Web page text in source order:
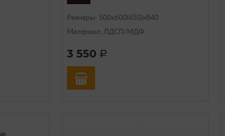
Размеры: 500х600(450)х840
Материал: ЛДСП/МДФ
3 550 a